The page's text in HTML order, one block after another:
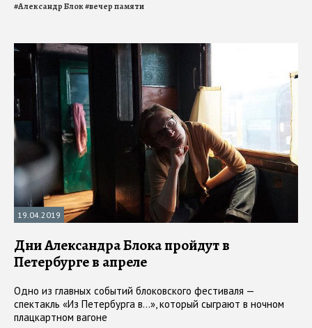
#Александр Блок#вечер памяти
19.04.2019
Дни Александра Блока пройдут в
Петербурге в апреле
Одно из главных событий блоковского фестиваля —
спектакль «Из Петербурга в…», который сыграют в ночном
плацкартном вагоне